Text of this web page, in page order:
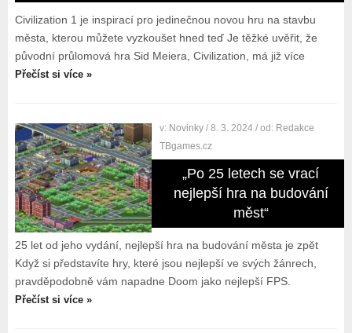
Civilization 1 je inspirací pro jedinečnou novou hru na stavbu
města, kterou můžete vyzkoušet hned teď Je těžké uvěřit, že
původní průlomová hra Sid Meiera, Civilization, má již více
Přečíst si více »
v: Novinky / 8. 3. 2024 / od: Redakce
TBgames.cz
„Po 25 letech se vrací
nejlepší hra na budování
měst“
25 let od jeho vydání, nejlepší hra na budování města je zpět
Když si představíte hry, které jsou nejlepší ve svých žánrech,
pravděpodobně vám napadne Doom jako nejlepší FPS.
Přečíst si více »